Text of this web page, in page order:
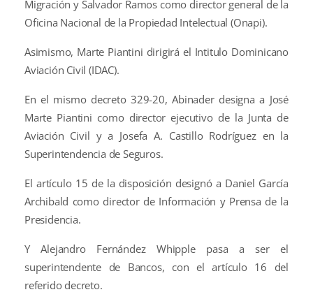
Migración y Salvador Ramos como director general de la
Oficina Nacional de la Propiedad Intelectual (Onapi).
Asimismo, Marte Piantini dirigirá el Intitulo Dominicano
Aviación Civil (IDAC).
En el mismo decreto 329-20, Abinader designa a José
Marte Piantini como director ejecutivo de la Junta de
Aviación Civil y a Josefa A. Castillo Rodríguez en la
Superintendencia de Seguros.
El artículo 15 de la disposición designó a Daniel García
Archibald como director de Información y Prensa de la
Presidencia.
Y Alejandro Fernández Whipple pasa a ser el
superintendente de Bancos, con el artículo 16 del
referido decreto.